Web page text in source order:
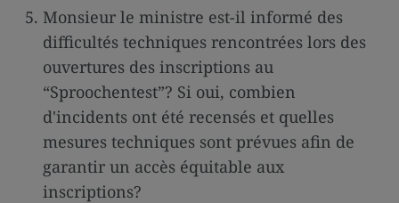
Monsieur le ministre est-il informé des
difficultés techniques rencontrées lors des
ouvertures des inscriptions au
“Sproochentest”? Si oui, combien
d'incidents ont été recensés et quelles
mesures techniques sont prévues afin de
garantir un accès équitable aux
inscriptions?